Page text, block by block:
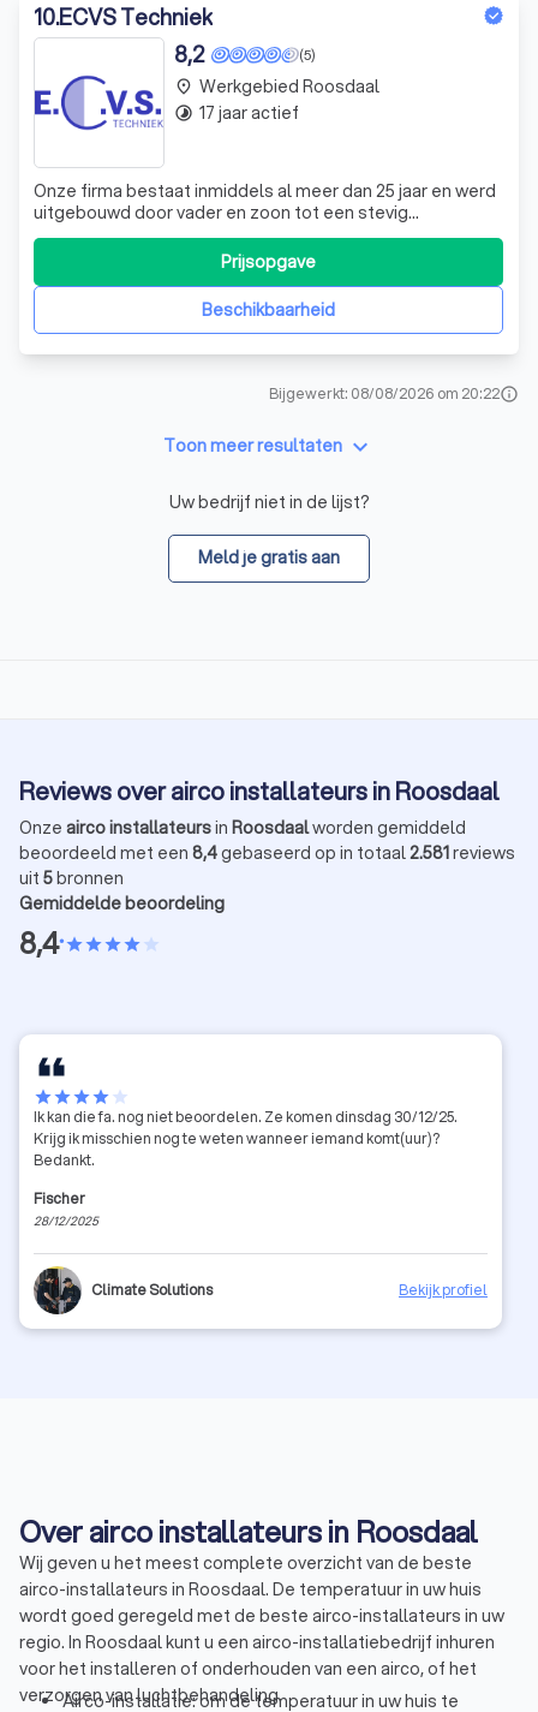
10.ECVS Techniek
(5)
8,2
Onze firma bestaat inmiddels al meer dan 25 jaar en werd
uitgebouwd door vader en zoon tot een stevig
installateurs bedrijf in centrale verwarming, sanitair en
elektriciteit. Sinds jaren bouwden wij ook onze reputatie
uit op het gebied van hernieuwbare energie waaronder
zonne-energie en warmtepompen
Beschikbaarheid
Prijsopgave
place Werkgebied Roosdaal
timelapse 17 jaar actief
Bijgewerkt: 08/08/2026 om 20:22info
Toon meer resultaten keyboard_arrow_down
Uw bedrijf niet in de lijst?
Meld je gratis aan
Reviews over airco installateurs in Roosdaal
Onze airco installateursin Roosdaalworden gemiddeld
beoordeeld met een 8,4gebaseerd op in totaal2.581reviews
uit 5bronnen
Gemiddelde beoordeling
8,4•starstarstarstarstar
starstarstarstarstar
Ik kan die fa. nog niet beoordelen. Ze komen dinsdag 30/12/25.
Krijg ik misschien nog te weten wanneer iemand komt(uur)?
Bedankt.
Fischer
28/12/2025
Climate Solutions Bekijk profiel
Over airco installateurs in Roosdaal
Wij geven u het meest complete overzicht van de beste
airco-installateurs in Roosdaal. De temperatuur in uw huis
wordt goed geregeld met de beste airco-installateurs in uw
regio. In Roosdaal kunt u een airco-installatiebedrijf inhuren
voor het installeren of onderhouden van een airco, of het
verzorgen van luchtbehandeling.
Airco-installatie: om de temperatuur in uw huis te